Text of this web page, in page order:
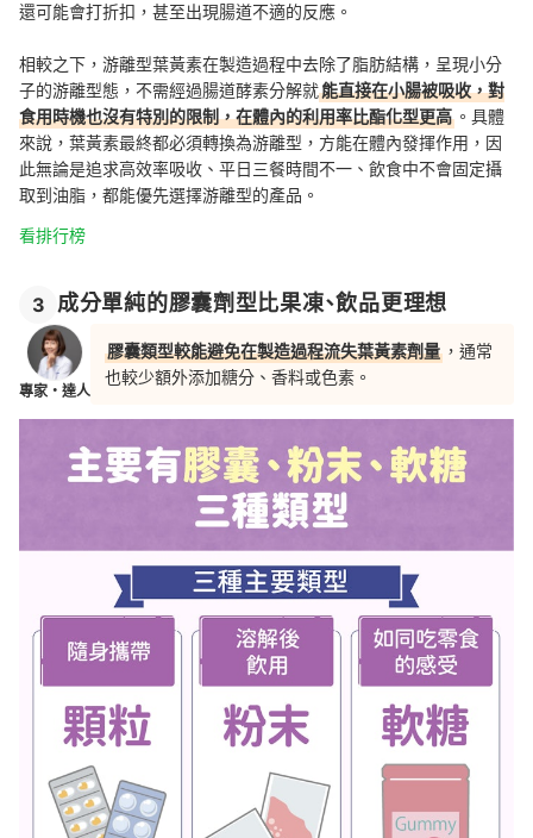
還可能會打折扣，甚至出現腸道不適的反應。
相較之下，游離型葉黃素在製造過程中去除了脂肪結構，呈現小分
子的游離型態，不需經過腸道酵素分解就能直接在小腸被吸收，對
食用時機也沒有特別的限制，在體內的利用率比酯化型更高 。具體
來說，葉黃素最終都必須轉換為游離型，方能在體內發揮作用，因
此無論是追求高效率吸收、平日三餐時間不一、飲食中不會固定攝
取到油脂，都能優先選擇游離型的產品。
看排行榜
3 成分單純的膠囊劑型比果凍、飲品更理想
專家・達人
膠囊類型較能避免在製造過程流失葉黃素劑量 ，通常
也較少額外添加糖分、香料或色素。